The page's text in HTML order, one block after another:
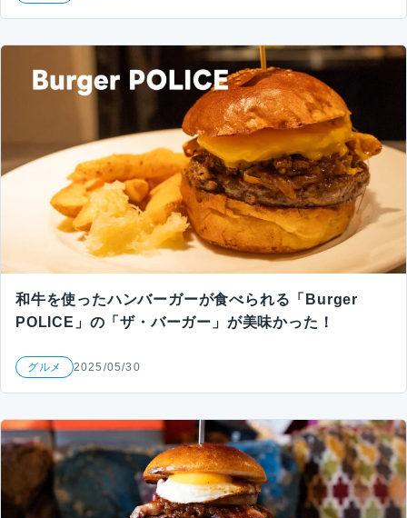
和牛を使ったハンバーガーが食べられる「Burger
POLICE」の「ザ・バーガー」が美味かった！
グルメ 2025/05/30